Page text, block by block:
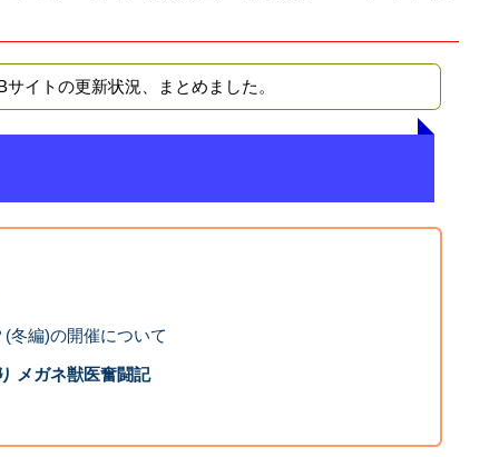
イトの更新状況、まとめました。
冬編)の開催について
メガネ獣医奮闘記